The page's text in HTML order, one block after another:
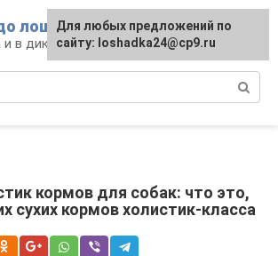
лошади
в дикой природе
кормов для собак: что это,
сухих кормов холистик-класса
Для любых предложений по
сайту: loshadka24@cp9.ru